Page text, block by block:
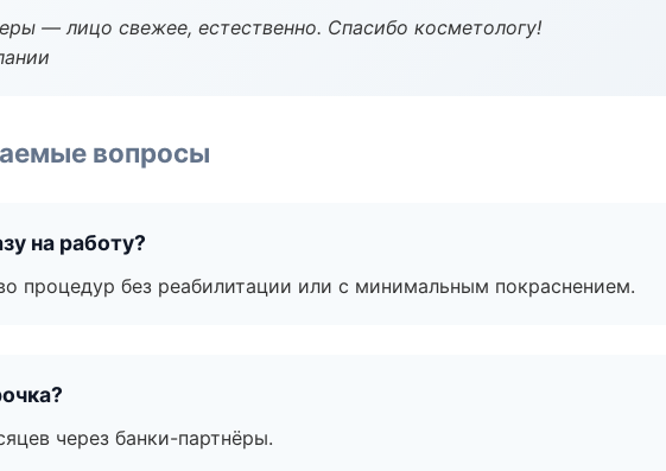
— лицо свежее, естественно. Спасибо косметологу!
вопросы
на работу?
процедур без реабилитации или с минимальным покраснением.
через банки-партнёры.